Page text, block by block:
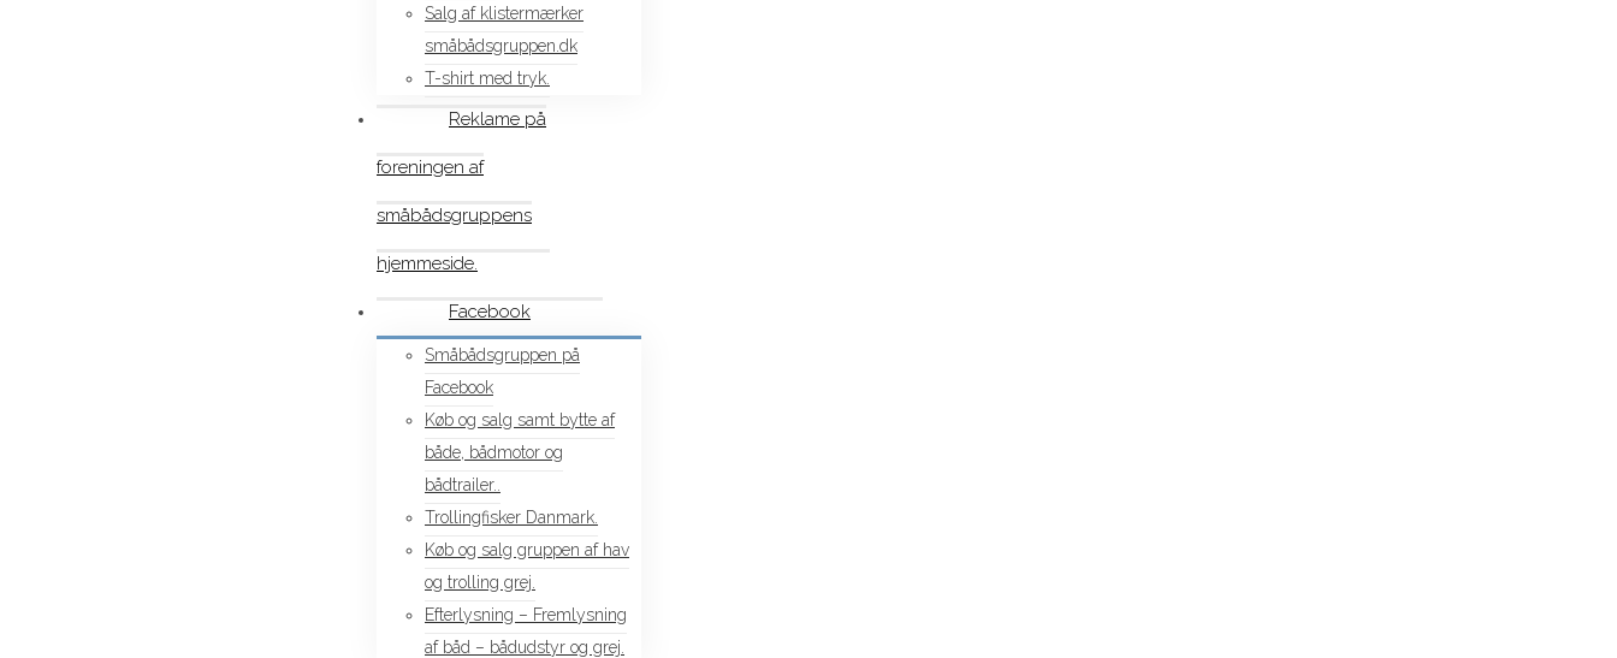
Salg af klistermærker
småbådsgruppen.dk
T-shirt med tryk.
Reklame på
foreningen af
småbådsgruppens
hjemmeside.
Facebook
Småbådsgruppen på
Facebook
Køb og salg samt bytte af
både, bådmotor og
bådtrailer..
Trollingfisker Danmark.
Køb og salg gruppen af hav
og trolling grej.
Efterlysning – Fremlysning
af båd – bådudstyr og grej.